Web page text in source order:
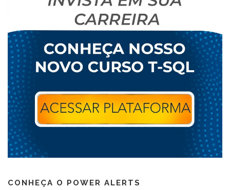
CONHEÇA O POWER ALERTS